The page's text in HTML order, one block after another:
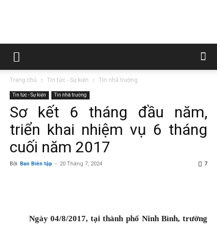
Trường
Trang chủ Tin tức - Sự kiện Tin nhà trường
Tin tức - Sự kiện Tin nhà trường
Sơ kết 6 tháng đầu năm,
triển khai nhiệm vụ 6 tháng
cuối năm 2017
Bởi Ban Biên tập - 20 Tháng 7, 2024 7
Ngày 04/8/2017, tại thành phố Ninh Bình, trường